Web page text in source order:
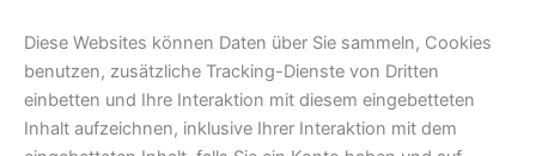
Diese Websites können Daten über Sie sammeln, Cookies
benutzen, zusätzliche Tracking-Dienste von Dritten
einbetten und Ihre Interaktion mit diesem eingebetteten
Inhalt aufzeichnen, inklusive Ihrer Interaktion mit dem